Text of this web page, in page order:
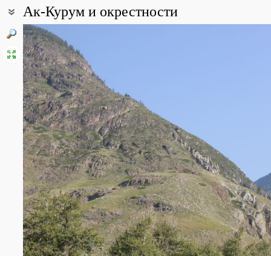
Ак-Курум и окрестности
Coordinates:
51° 06′ 37.12″ N, 87° 58′ 34.02″ E (view at maps of
Point description:
1. Урочище Ак-Курум представляют собой необычные формы
вымывания неоднородных пород. В результате, довольно
конгломератных оснований. Такие формы рельефа туристы
2. На этом участке долины Чулышмана постоянно дуют фены,
3. Урочище Ак-Курум и долина реки Карасу не входит в
зверья (а я думаю и растений), много.
All photos(21) Photos of plants & lichens(26)